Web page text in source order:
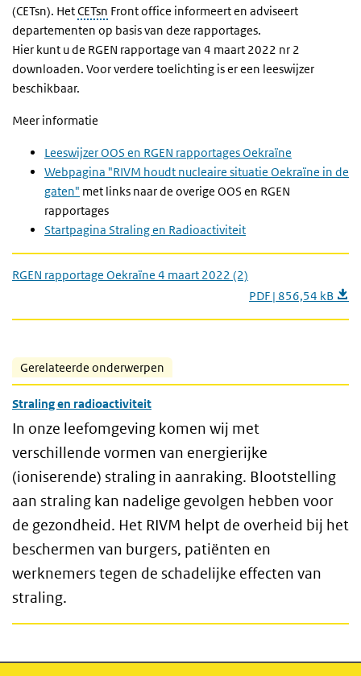
(CETsn). HetCETsn Front office informeert en adviseert
departementen op basis van deze rapportages.
Hier kunt u de RGEN rapportage van 4 maart 2022 nr 2
downloaden. Voor verdere toelichting is er een leeswijzer
beschikbaar.
Meer informatie
Leeswijzer OOS en RGEN rapportages Oekraïne
Webpagina "RIVM houdt nucleaire situatie Oekraïne in de
gaten" met links naar de overige OOS en RGEN
rapportages
Startpagina Straling en Radioactiviteit
RGEN rapportage Oekraïne 4 maart 2022 (2)
PDF | 856,54 kB
Gerelateerde onderwerpen
Straling en radioactiviteit
In onze leefomgeving komen wij met
verschillende vormen van energierijke
(ioniserende) straling in aanraking. Blootstelling
aan straling kan nadelige gevolgen hebben voor
de gezondheid. Het RIVM helpt de overheid bij het
beschermen van burgers, patiënten en
werknemers tegen de schadelijke effecten van
straling.